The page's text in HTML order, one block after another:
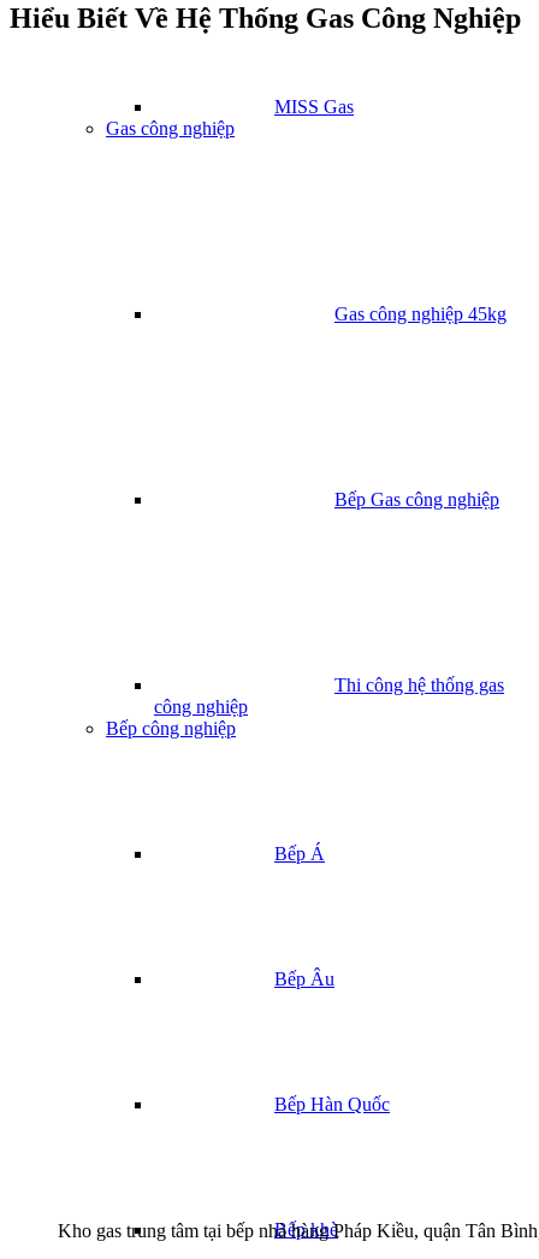
MISS Gas
Gas công nghiệp
Gas công nghiệp 45kg
Bếp Gas công nghiệp
Thi công hệ thống gas
công nghiệp
Bếp công nghiệp
Bếp Á
Bếp Âu
Bếp Hàn Quốc
Bếp khè
Hiểu Biết Về Hệ Thống Gas Công Nghiệp
Kho gas trung tâm tại bếp nhà hàng Pháp Kiều, quận Tân